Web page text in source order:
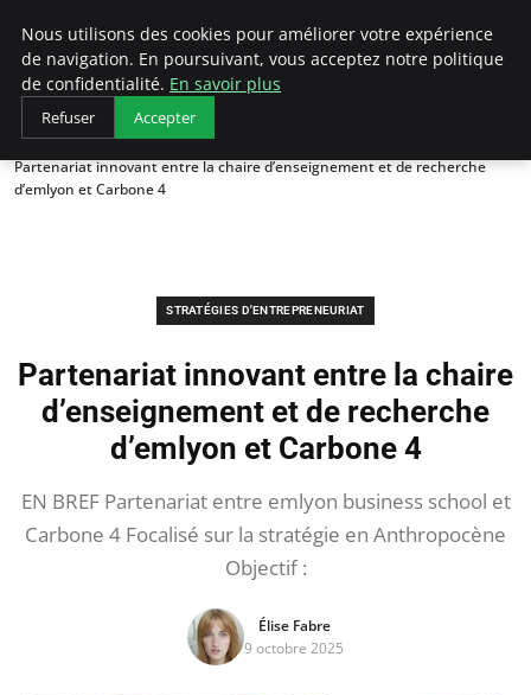
LECFCM
Accueil
Stratégies d'entrepreneuriat
Partenariat innovant entre la chaire d’enseignement et de recherche
d’emlyon et Carbone 4
STRATÉGIES D'ENTREPRENEURIAT
Partenariat innovant entre la chaire
d’enseignement et de recherche
d’emlyon et Carbone 4
EN BREF Partenariat entre emlyon business school et
Carbone 4 Focalisé sur la stratégie en Anthropocène
Objectif :
Élise Fabre
9 octobre 2025
Nous utilisons des cookies pour améliorer votre expérience
de navigation. En poursuivant, vous acceptez notre politique
de confidentialité. En savoir plus
Refuser Accepter